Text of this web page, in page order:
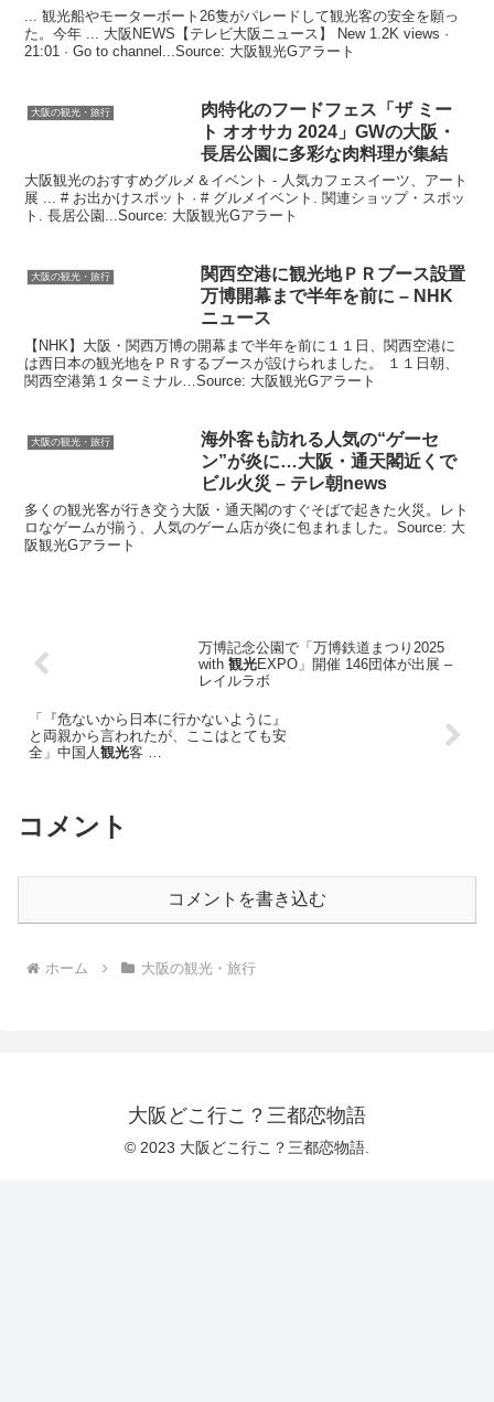
... 観光船やモーターボート26隻がパレードして観光客の安全を願っ
た。今年 ... 大阪NEWS【テレビ大阪ニュース】 New 1.2K views ·
21:01 · Go to channel...Source: 大阪観光Gアラート
大阪の観光・旅行
肉特化のフードフェス「ザ ミー
ト オオサカ 2024」GWの大阪 ・
長居公園に多彩な肉料理が集結
大阪観光のおすすめグルメ＆イベント - 人気カフェスイーツ、アート
展 ... # お出かけスポット · # グルメイベント. 関連ショップ・スポッ
ト. 長居公園...Source: 大阪観光Gアラート
大阪の観光・旅行 関西空港に観光地ＰＲブース設置
万博開幕まで半年を前に – NHK
ニュース
【NHK】大阪・関西万博の開幕まで半年を前に１１日、関西空港に
は西日本の観光地をＰＲするブースが設けられました。 １１日朝、
関西空港第１ターミナル…Source: 大阪観光Gアラート
大阪の観光・旅行
海外客も訪れる人気の“ゲーセ
ン”が炎に…大阪 ・通天閣近くで
ビル火災 – テレ朝news
多くの観光客が行き交う大阪・通天閣のすぐそばで起きた火災。レト
ロなゲームが揃う、人気のゲーム店が炎に包まれました。Source: 大
阪観光Gアラート
万博記念公園で「万博鉄道まつり2025
with 観光EXPO」開催 146団体が出展 –
レイルラボ
「『危ないから日本に行かないように』
と両親から言われたが、ここはとても安
全」中国人 観光客 …
コメント
コメントを書き込む
ホーム 大阪の観光・旅行
大阪どこ行こ？三都恋物語
© 2023 大阪どこ行こ？三都恋物語.